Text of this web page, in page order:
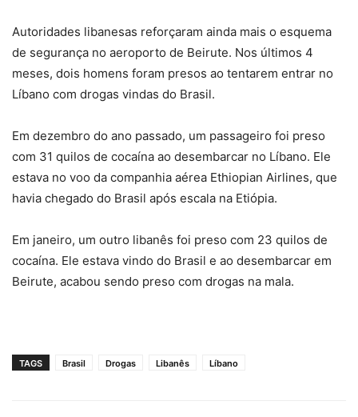
Autoridades libanesas reforçaram ainda mais o esquema
de segurança no aeroporto de Beirute. Nos últimos 4
meses, dois homens foram presos ao tentarem entrar no
Líbano com drogas vindas do Brasil.
Em dezembro do ano passado, um passageiro foi preso
com 31 quilos de cocaína ao desembarcar no Líbano. Ele
estava no voo da companhia aérea Ethiopian Airlines, que
havia chegado do Brasil após escala na Etiópia.
Em janeiro, um outro libanês foi preso com 23 quilos de
cocaína. Ele estava vindo do Brasil e ao desembarcar em
Beirute, acabou sendo preso com drogas na mala.
TAGS Brasil Drogas Libanês Líbano